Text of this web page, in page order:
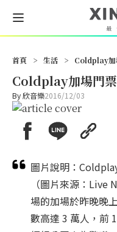
首頁 > 生活 > Coldplay加
Coldplay加場門
By欣音樂2016/12/03
圖片說明：
（圖片來源：Live
場的加場於昨晚晚
數高達 3 萬人，前